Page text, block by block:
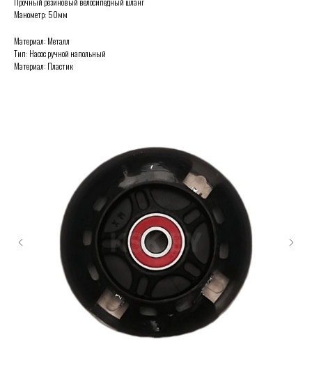
Манометр: 50мм
Материал: Металл
Тип: Насос ручной напольный
Материал: Пластик